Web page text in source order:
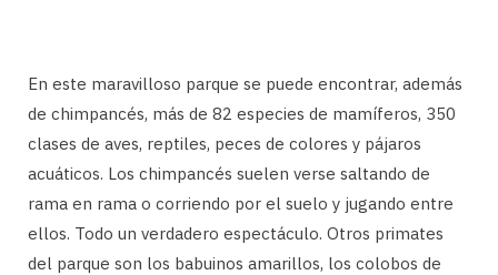
En este maravilloso parque se puede encontrar, además
de chimpancés, más de 82 especies de mamíferos, 350
clases de aves, reptiles, peces de colores y pájaros
acuáticos. Los chimpancés suelen verse saltando de
rama en rama o corriendo por el suelo y jugando entre
ellos. Todo un verdadero espectáculo. Otros primates
del parque son los babuinos amarillos, los colobos de